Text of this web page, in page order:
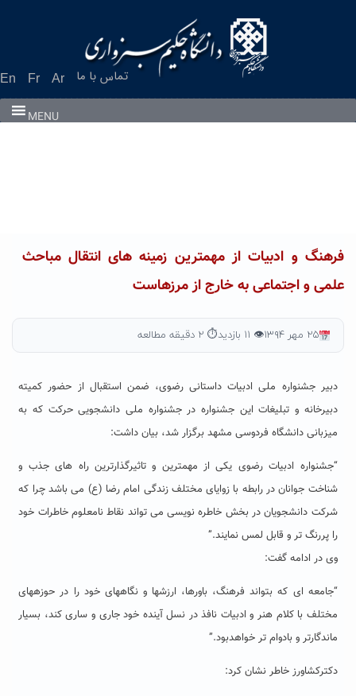
En Fr Ar تماس با ما
MENU
فرهنگ و ادبیات از مهمترین زمینه های انتقال مباحث
علمی و اجتماعی به خارج از مرزهاست
۲۵ مهر ۱۳۹۴ 👁 ۱۱ بازدید ⏱ ۲ دقیقه مطالعه
دبیر جشنواره ملی ادبیات داستانی رضوی، ضمن استقبال از حضور کمیته
دبیرخانه و تبلیغات این جشنواره در جشنواره ملی دانشجویی حرکت که به
میزبانی دانشگاه فردوسی مشهد برگزار شد، بیان داشت:
“جشنواره ادبیات رضوی یکی از مهمترین و تاثیرگذارترین راه های جذب و
شناخت جوانان در رابطه با زوایای مختلف زندگی امام رضا (ع) می باشد چرا که
شرکت دانشجویان در بخش خاطره نویسی می تواند نقاط نامعلوم خاطرات خود
را پررنگ تر و قابل لمس نمایند.”
وی در ادامه گفت:
“جامعه‏ ای که بتواند فرهنگ، باورها، ارزش‎ها و نگاه‎های خود را در حوزه‎های
مختلف با کلام هنر و ادبیات نافذ در نسل آینده خود جاری و ساری کند، بسیار
ماندگارتر و بادوام تر خواهدبود.”
دکترکشاورز خاطر نشان کرد: